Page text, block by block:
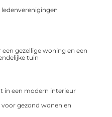
ledenverenigingen
gezellige woning en een
tuin
in een modern interieur
gezond wonen en